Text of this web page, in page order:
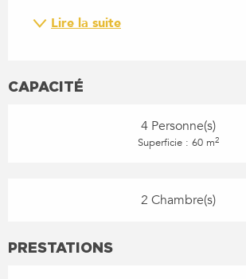
Lire la suite
CAPACITÉ
4 Personne(s)
Superficie : 60 m2
2 Chambre(s)
PRESTATIONS